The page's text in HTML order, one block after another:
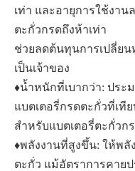
เท่า และอายุการใช้งา
ตะกั่วกรดถึงห้าเท่า
ช่วยลดต้นทุนการเปลี่ย
เป็นเจ้าของ
♦น้ำหนักที่เบากว่า: ประ
แบตเตอรี่กรดตะกั่วที่เที
สำหรับแบตเตอรี่ตะกั่วก
♦พลังงานที่สูงขึ้น: ให้พลั
ตะกั่ว แม้อัตราการคาย